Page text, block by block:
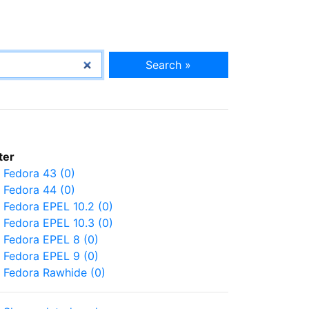
Search »
Fedora 43 (0)
Fedora 44 (0)
Fedora EPEL 10.2 (0)
Fedora EPEL 10.3 (0)
Fedora EPEL 8 (0)
Fedora EPEL 9 (0)
Fedora Rawhide (0)